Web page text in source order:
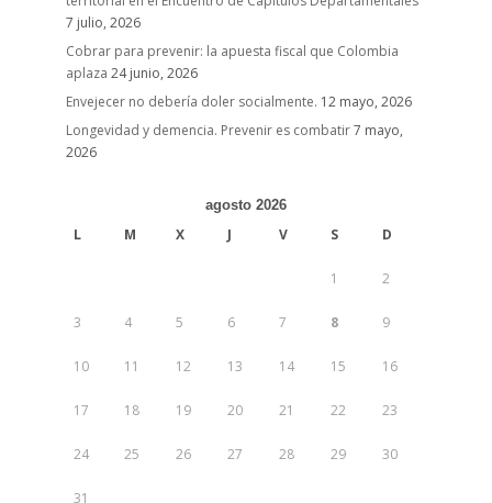
7 julio, 2026
Cobrar para prevenir: la apuesta fiscal que Colombia
aplaza 24 junio, 2026
Envejecer no debería doler socialmente. 12 mayo, 2026
Longevidad y demencia. Prevenir es combatir7 mayo,
2026
agosto 2026
L M X J V S D
1 2
3 4 5 6 7 8 9
10 11 12 13 14 15 16
17 18 19 20 21 22 23
24 25 26 27 28 29 30
31